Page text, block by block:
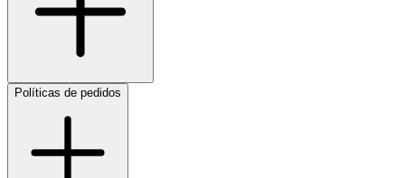
Políticas de pedidos